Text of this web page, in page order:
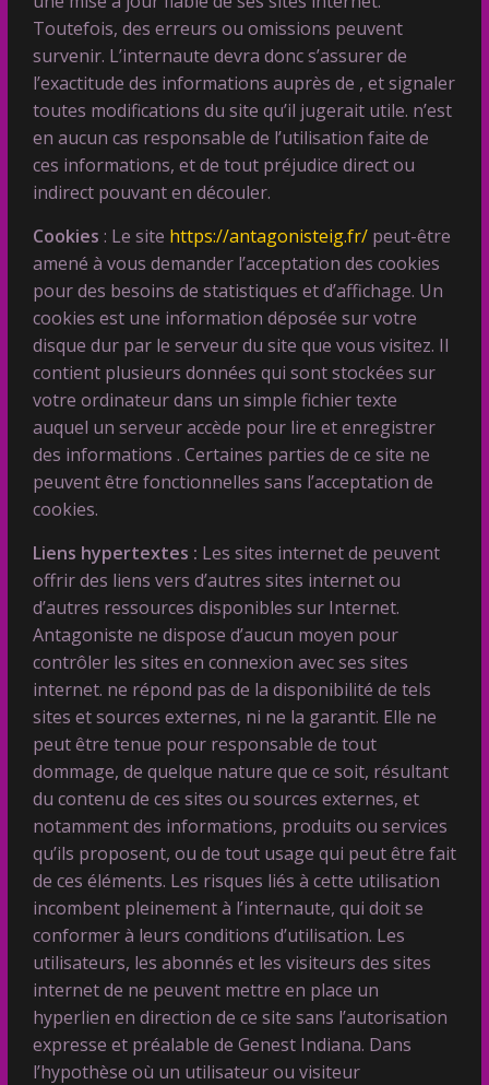
Toutefois, des erreurs ou omissions peuvent
survenir. L’internaute devra donc s’assurer de
l’exactitude des informations auprès de , et signaler
toutes modifications du site qu’il jugerait utile. n’est
en aucun cas responsable de l’utilisation faite de
ces informations, et de tout préjudice direct ou
indirect pouvant en découler.
Cookies : Le site https://antagonisteig.fr/peut-être
amené à vous demander l’acceptation des cookies
pour des besoins de statistiques et d’affichage. Un
cookies est une information déposée sur votre
disque dur par le serveur du site que vous visitez. Il
contient plusieurs données qui sont stockées sur
votre ordinateur dans un simple fichier texte
auquel un serveur accède pour lire et enregistrer
des informations . Certaines parties de ce site ne
peuvent être fonctionnelles sans l’acceptation de
cookies.
Liens hypertextes : Les sites internet de peuvent
offrir des liens vers d’autres sites internet ou
d’autres ressources disponibles sur Internet.
Antagoniste ne dispose d’aucun moyen pour
contrôler les sites en connexion avec ses sites
internet. ne répond pas de la disponibilité de tels
sites et sources externes, ni ne la garantit. Elle ne
peut être tenue pour responsable de tout
dommage, de quelque nature que ce soit, résultant
du contenu de ces sites ou sources externes, et
notamment des informations, produits ou services
qu’ils proposent, ou de tout usage qui peut être fait
de ces éléments. Les risques liés à cette utilisation
incombent pleinement à l’internaute, qui doit se
conformer à leurs conditions d’utilisation. Les
utilisateurs, les abonnés et les visiteurs des sites
internet de ne peuvent mettre en place un
hyperlien en direction de ce site sans l’autorisation
expresse et préalable de Genest Indiana. Dans
l’hypothèse où un utilisateur ou visiteur